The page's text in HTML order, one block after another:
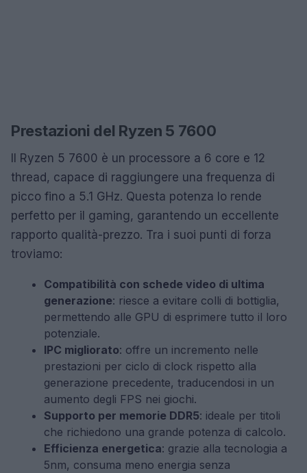
Prestazioni del Ryzen 5 7600
Il Ryzen 5 7600 è un processore a 6 core e 12
thread, capace di raggiungere una frequenza di
picco fino a 5.1 GHz. Questa potenza lo rende
perfetto per il gaming, garantendo un eccellente
rapporto qualità-prezzo. Tra i suoi punti di forza
troviamo:
Compatibilità con schede video di ultima
generazione: riesce a evitare colli di bottiglia,
permettendo alle GPU di esprimere tutto il loro
potenziale.
IPC migliorato: offre un incremento nelle
prestazioni per ciclo di clock rispetto alla
generazione precedente, traducendosi in un
aumento degli FPS nei giochi.
Supporto per memorie DDR5: ideale per titoli
che richiedono una grande potenza di calcolo.
Efficienza energetica: grazie alla tecnologia a
5nm, consuma meno energia senza